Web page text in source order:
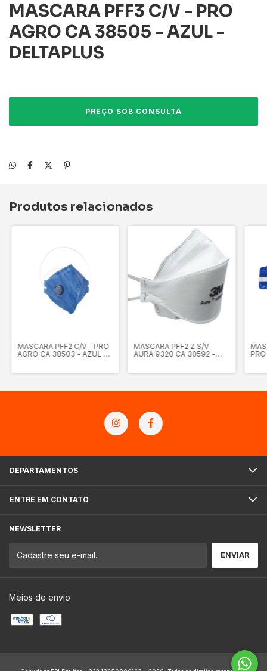
MASCARA PFF3 C/V - PRO
AGRO CA 38505 - AZUL -
DELTAPLUS
Produtos relacionados
MASCARA PFF2 C/V - PRO
AGRO CA 38503 - AZUL -
MASCARA PFF2 Z S/V -
AURA 9320 CA 30592 -
DEPARTAMENTOS
ENTRE EM CONTATO
NEWSLETTER
Meios de envio